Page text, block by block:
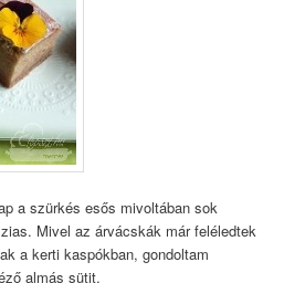
a szürkés esős mivoltában sok
Mivel az árvácskák már feléledtek
a kerti kaspókban, gondoltam
almás sütit.